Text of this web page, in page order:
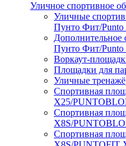
Уличное спортивное
Уличные
Пунто Фит/Punto
Дополнительное
Пунто Фит/Punto
Воркаут-
Площадки для
Уличные
Спортивная
Х25/
Спортивная
X8S/
Спортивная